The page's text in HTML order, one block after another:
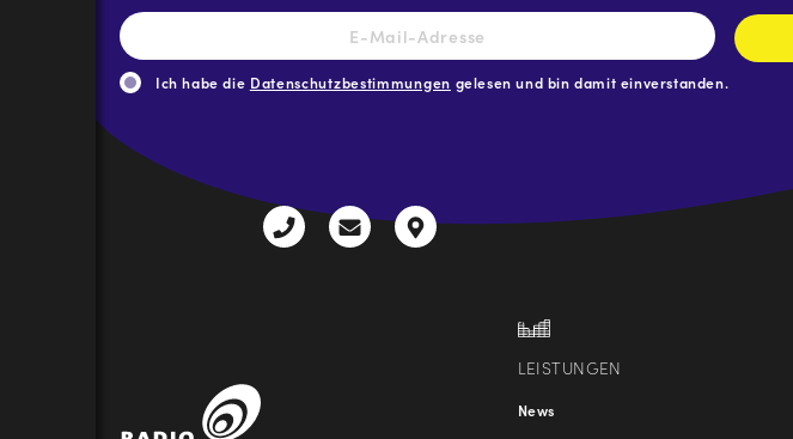
E-
Mail-
Adresse *
Ich habe die Datenschutzbestimmungen gelesen und bin damit einverstanden.
+43
radio@freequenns.at
Kulturhausstraße
LEISTUNGEN
News